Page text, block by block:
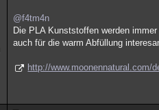
@f4tm4n
Die PLA Kunststoffen werden
auch für die warm Abfüllung
http://www.moonennatural.com/